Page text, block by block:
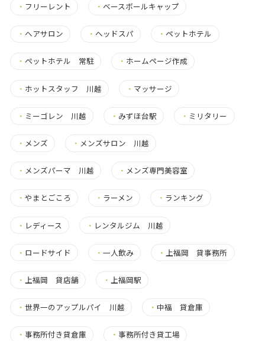
・ フリーレント ・ ベースボールキャップ
・ ヘアサロン ・ ヘッドスパ ・ペットホテル
・ ペットホテル 常駐 ・ ホームページ作成
・ ホットスタッフ 川越 ・ マッサージ
・ ミーゴレン 川越 ・ みずほ台駅 ・ ミリタリー
・ メンズ ・ メンズサロン 川越
・ メンズパーマ 川越 ・ メンズ専門美容室
・ やまとごころ ・ ラーメン ・ ランキング
・ レディース ・ レンタルジム 川越
・ ロードサイド ・一人飲み ・ 上福岡 貸事務所
・ 上福岡 貸店舗 ・上福岡駅
・ 世界一のアップルパイ 川越 ・中福 貸倉庫
・ 事務所付き貸倉庫 ・ 事務所付き貸工場